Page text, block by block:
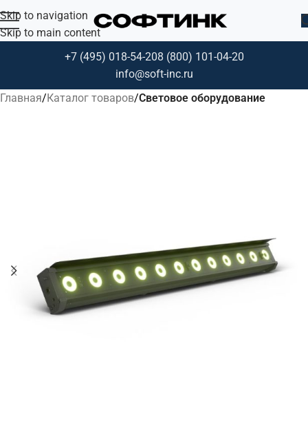
Skip to navigation
Skip to main content
+7 (495) 018-54-208 (800) 101-04-20
info@soft-inc.ru
Главная Каталог товаров Световое оборудование